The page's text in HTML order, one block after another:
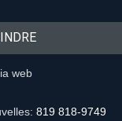
web
819 818-9749